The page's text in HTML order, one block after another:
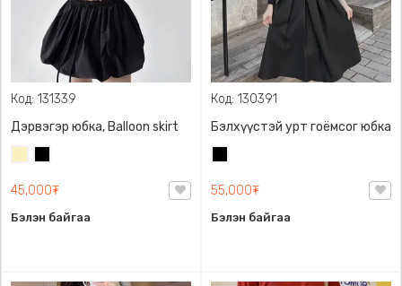
Код: 131339
Дэрвэгэр юбка, Balloon skirt
Блонд/
45,000₮
Бэлэн байгаа
Код: 130391
Бэлхүүстэй урт гоёмсог юбка
55,000₮
Бэлэн байгаа